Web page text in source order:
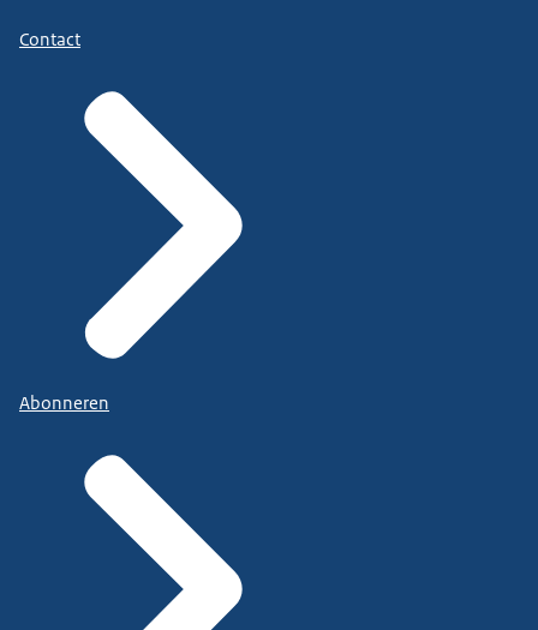
Contact
Abonneren